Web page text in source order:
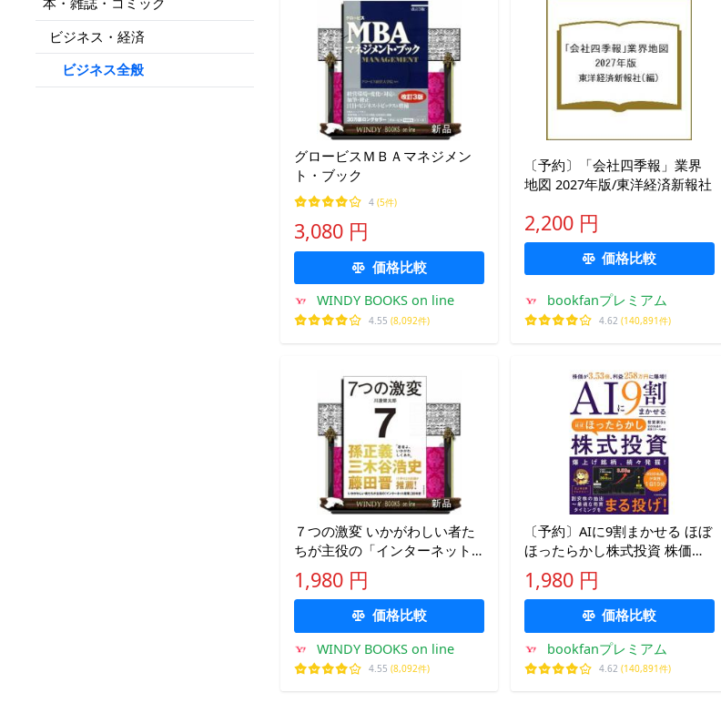
ビジネス・経済
ビジネス全般
グロービスＭＢＡマネジメン
ト・ブック
4 (5件)
3,080 円
価格比較
WINDY BOOKS on line
4.55 (8,092件)
〔予約〕「会社四季報」業界
地図 2027年版/東洋経済新報社
2,200 円
価格比較
bookfanプレミアム
4.62 (140,891件)
７つの激変 いかがわしい者た
ちが主役の「インターネット
産業」３０年史
1,980 円
価格比較
WINDY BOOKS on line
4.55 (8,092件)
〔予約〕AIに9割まかせる ほぼ
ほったらかし株式投資 株価が
3.53倍、利益258万円に爆増!/
投資家Go
1,980 円
価格比較
bookfanプレミアム
4.62 (140,891件)